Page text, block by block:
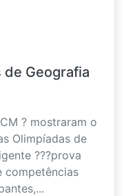
de Geografia
? mostraram o
Olimpíadas de
???prova
competências